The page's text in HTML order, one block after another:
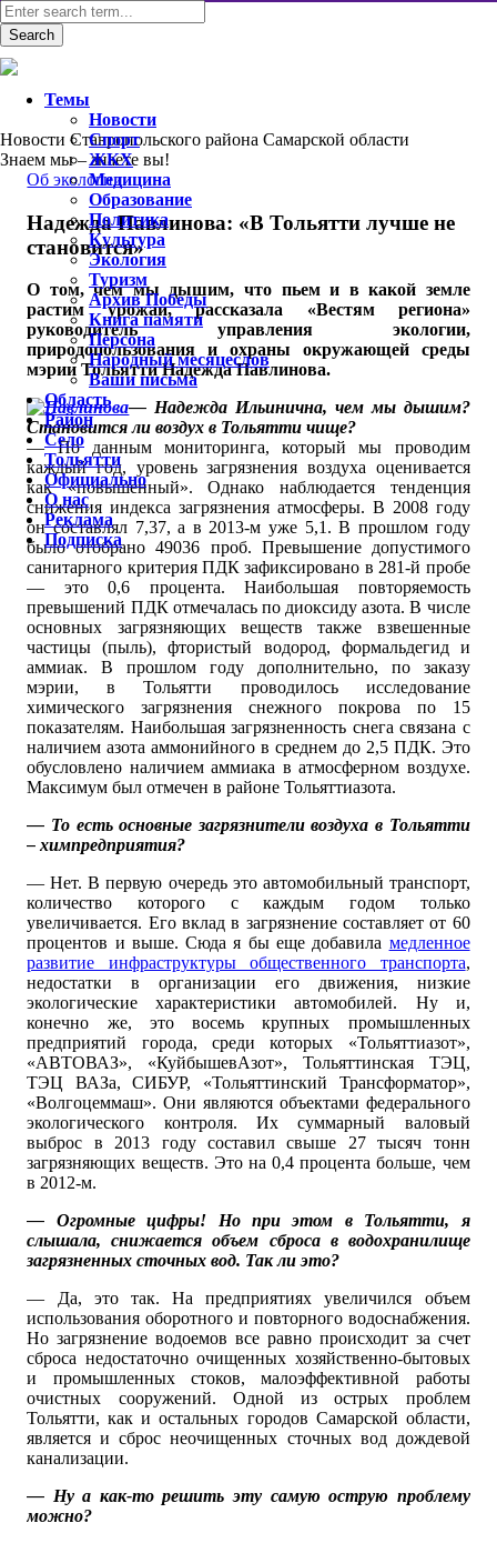
Новости Ставропольского района Самарской области
Знаем мы – знаете вы!
Об экологии
Надежда Павлинова: «В Тольятти лучше не
становится»
О том, чем мы дышим, что пьем и в какой земле
растим урожаи, рассказала «Вестям региона»
руководитель управления экологии,
природопользования и охраны окружающей среды
мэрии Тольятти Надежда Павлинова.
— Надежда Ильинична, чем мы дышим?
Становится ли воздух в Тольятти чище?
— По данным мониторинга, который мы проводим
каждый год, уровень загрязнения воздуха оценивается
как «повышенный». Однако наблюдается тенденция
снижения индекса загрязнения атмосферы. В 2008 году
он составлял 7,37, а в 2013-м уже 5,1. В прошлом году
было отобрано 49036 проб. Превышение допустимого
санитарного критерия ПДК зафиксировано в 281-й пробе
— это 0,6 процента. Наибольшая повторяемость
превышений ПДК отмечалась по диоксиду азота. В числе
основных загрязняющих веществ также взвешенные
частицы (пыль), фтористый водород, формальдегид и
аммиак. В прошлом году дополнительно, по заказу
мэрии, в Тольятти проводилось исследование
химического загрязнения снежного покрова по 15
показателям. Наибольшая загрязненность снега связана с
наличием азота аммонийного в среднем до 2,5 ПДК. Это
обусловлено наличием аммиака в атмосферном воздухе.
Максимум был отмечен в районе Тольяттиазота.
— То есть основные загрязнители воздуха в Тольятти
– химпредприятия?
— Нет. В первую очередь это автомобильный транспорт,
количество которого с каждым годом только
увеличивается. Его вклад в загрязнение составляет от 60
процентов и выше. Сюда я бы еще добавила медленное
развитие инфраструктуры общественного транспорта,
недостатки в организации его движения, низкие
экологические характеристики автомобилей. Ну и,
конечно же, это восемь крупных промышленных
предприятий города, среди которых «Тольяттиазот»,
«АВТОВАЗ», «КуйбышевАзот», Тольяттинская ТЭЦ,
ТЭЦ ВАЗа, СИБУР, «Тольяттинский Трансформатор»,
«Волгоцеммаш». Они являются объектами федерального
экологического контроля. Их суммарный валовый
выброс в 2013 году составил свыше 27 тысяч тонн
загрязняющих веществ. Это на 0,4 процента больше, чем
в 2012-м.
— Огромные цифры! Но при этом в Тольятти, я
слышала, снижается объем сброса в водохранилище
загрязненных сточных вод. Так ли это?
— Да, это так. На предприятиях увеличился объем
использования оборотного и повторного водоснабжения.
Но загрязнение водоемов все равно происходит за счет
сброса недостаточно очищенных хозяйственно-бытовых
и промышленных стоков, малоэффективной работы
очистных сооружений. Одной из острых проблем
Тольятти, как и остальных городов Самарской области,
является и сброс неочищенных сточных вод дождевой
канализации.
— Ну а как-то решить эту самую острую проблему
можно?
Темы
Новости
Спорт
ЖКХ
Медицина
Образование
Политика
Культура
Экология
Туризм
Архив Победы
Книга памяти
Персона
Народный месяцеслов
Ваши письма
Область
Район
Село
Тольятти
Официально
О нас
Реклама
Подписка